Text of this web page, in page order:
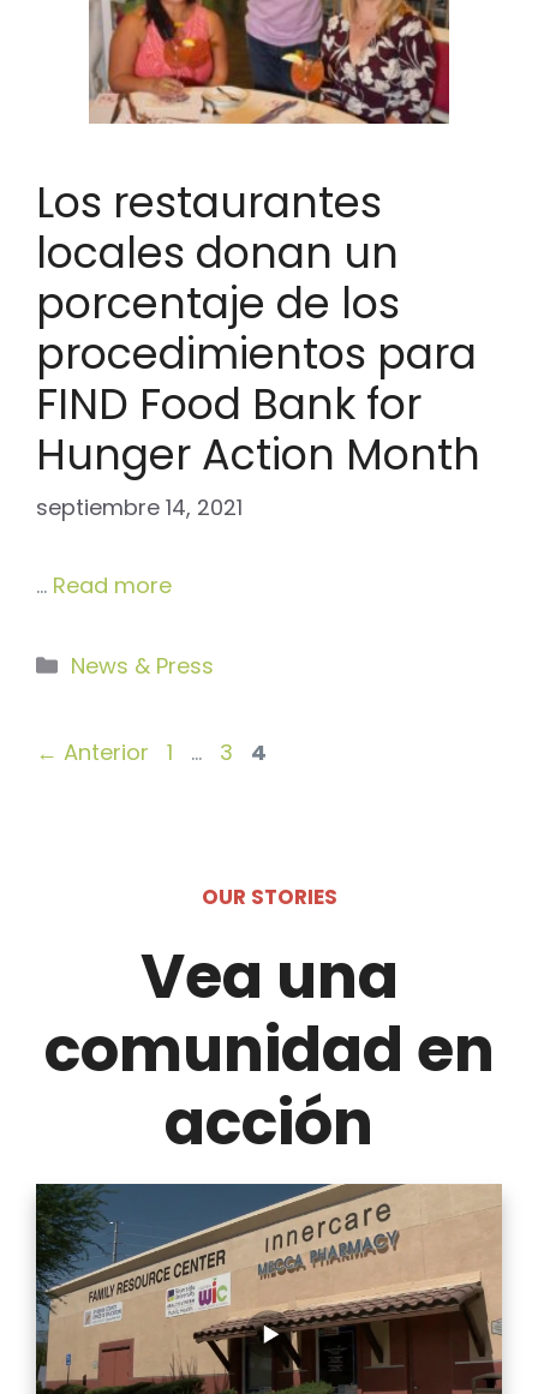
Los restaurantes
locales donan un
porcentaje de los
procedimientos para
FIND Food Bank for
Hunger Action Month
septiembre 14, 2021
… Read more
Categorías
News & Press
← Anterior Página
1 … Página
3 Página
4
OUR STORIES
Vea una
comunidad en
acción